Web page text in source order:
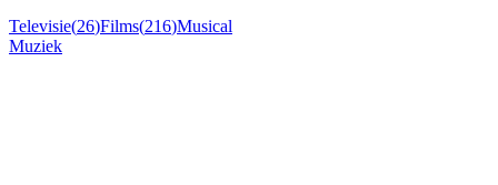
Televisie(26)Films(216)Musical
Muziek